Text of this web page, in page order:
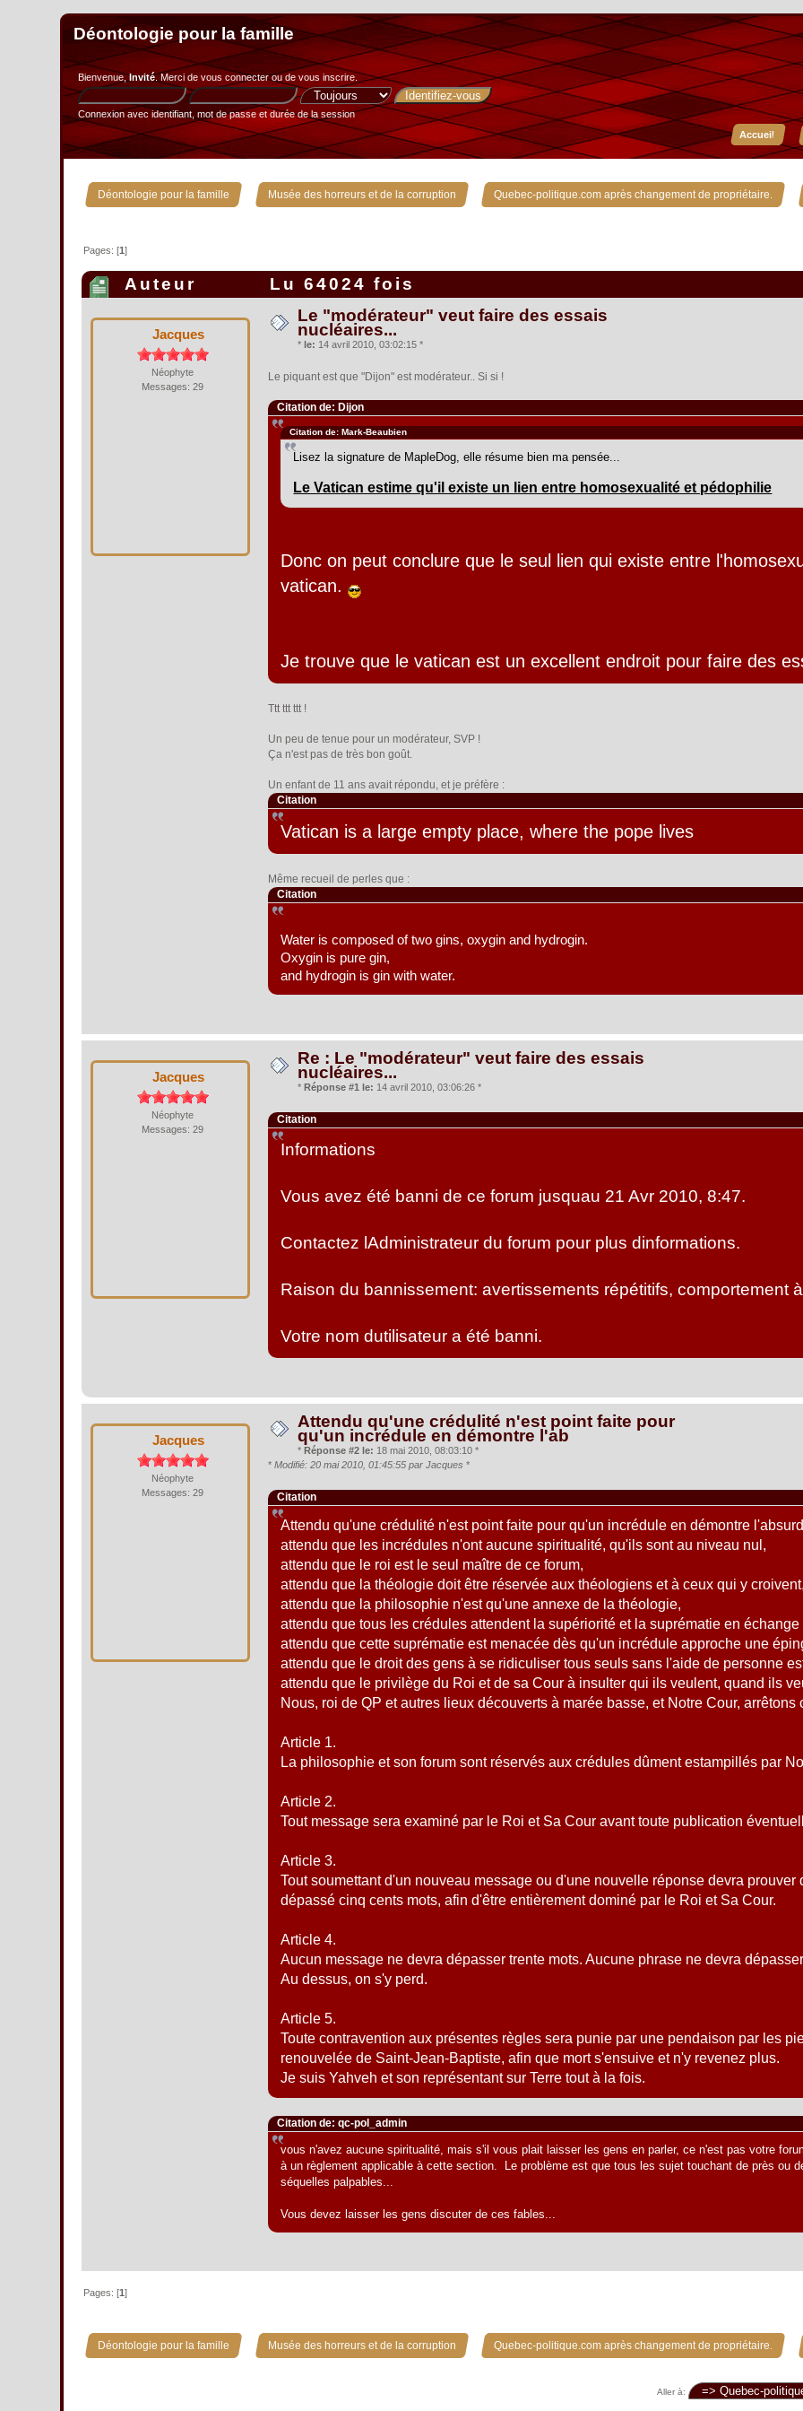
Déontologie pour la famille
Bienvenue,Invité. Merci devous connecterou devous inscrire.
Connexion avec identifiant, mot de passe et durée de la session
Accueil
Déontologie pour la famille » Musée des horreurs et de la corruption » Quebec-politique.com après changement de propriétaire. »
Pages: [1]
Auteur Lu 64024 fois
Jacques
Néophyte
Messages: 29
Le "modérateur" veut faire des essais
nucléaires...
* le: 14 avril 2010, 03:02:15 *
Le piquant est que "Dijon" est modérateur.. Si si !
Citation de: Dijon
Citation de: Mark-Beaubien
Lisez la signature de MapleDog, elle résume bien ma pensée...
Le Vatican estime qu'il existe un lien entre homosexualité et pédophilie
Donc on peut conclure que le seul lien qui existe entre
vatican.
Je trouve que le vatican est un excellent endroit pour faire des
Ttt ttt ttt !
Un peu de tenue pour un modérateur, SVP !
Ça n'est pas de très bon goût.
Un enfant de 11 ans avait répondu, et je préfère :
Citation
Vatican is a large empty place, where the pope lives
Même recueil de perles que :
Citation
Water is composed of two gins, oxygin and hydrogin.
Oxygin is pure gin,
and hydrogin is gin with water.
Jacques
Néophyte
Messages: 29
Re : Le "modérateur" veut faire des essais
nucléaires...
* Réponse #1 le: 14 avril 2010, 03:06:26 *
Citation
Informations
Vous avez été banni de ce forum jusquau 21 Avr 2010, 8:47.
Contactez lAdministrateur du forum pour plus dinformations.
Raison du bannissement: avertissements répétitifs, comportement
Votre nom dutilisateur a été banni.
Jacques
Néophyte
Messages: 29
Attendu qu'une crédulité n'est point faite pour
qu'un incrédule en démontre l'ab
* Réponse #2 le: 18 mai 2010, 08:03:10 *
*Modifié: 20 mai 2010, 01:45:55 par Jacques *
Citation
Attendu qu'une crédulité n'est point faite pour qu'un incrédule en démontre
attendu que les incrédules n'ont aucune spiritualité, qu'ils sont au niveau nul,
attendu que le roi est le seul maître de ce forum,
attendu que la théologie doit être réservée aux théologiens et à ceux qui y croivent,
attendu que la philosophie n'est qu'une annexe de la théologie,
attendu que tous les crédules attendent la supériorité et la suprématie en
attendu que cette suprématie est menacée dès qu'un incrédule approche une
attendu que le droit des gens à se ridiculiser tous seuls sans l'aide de personne
attendu que le privilège du Roi et de sa Cour à insulter qui ils veulent, quand ils
Nous, roi de QP et autres lieux découverts à marée basse, et Notre Cour, arrêtons
Article 1.
La philosophie et son forum sont réservés aux crédules dûment estampillés par
Article 2.
Tout message sera examiné par le Roi et Sa Cour avant toute publication
Article 3.
Tout soumettant d'un nouveau message ou d'une nouvelle réponse devra
dépassé cinq cents mots, afin d'être entièrement dominé par le Roi et Sa Cour.
Article 4.
Aucun message ne devra dépasser trente mots. Aucune phrase ne devra
Au dessus, on s'y perd.
Article 5.
Toute contravention aux présentes règles sera punie par une pendaison par les
renouvelée de Saint-Jean-Baptiste, afin que mort s'ensuive et n'y revenez plus.
Je suis Yahveh et son représentant sur Terre tout à la fois.
Citation de: qc-pol_admin
vous n'avez aucune spiritualité, mais s'il vous plait laisser les gens en parler, ce n'est pas votre
à un règlement applicable à cette section. Le problème est que tous les sujet touchant de près ou
séquelles palpables...
Vous devez laisser les gens discuter de ces fables...
Pages: [1]
Déontologie pour la famille » Musée des horreurs et de la corruption » Quebec-politique.com après changement de propriétaire. »
Aller à: